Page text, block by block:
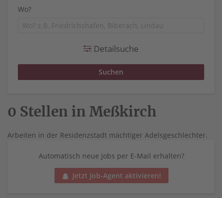
Wo?
Detailsuche
0 Stellen in Meßkirch
Arbeiten in der Residenzstadt mächtiger Adelsgeschlechter.
Automatisch neue Jobs per E-Mail erhalten?
Jetzt Job-Agent aktivieren!